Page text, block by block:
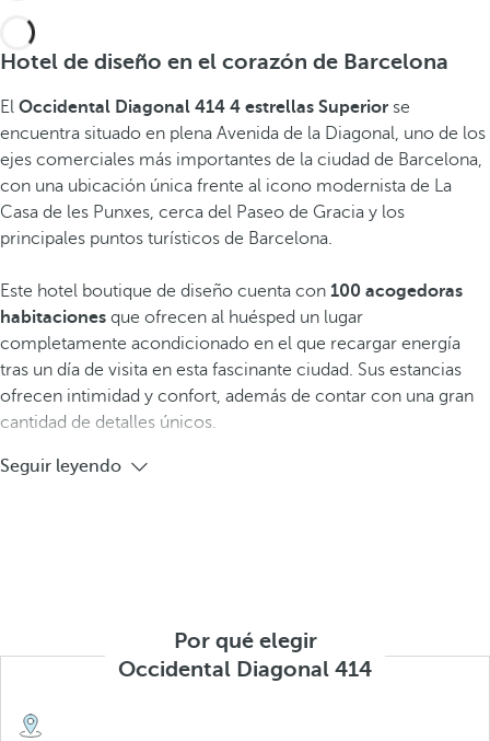
Hotel de diseño en el corazón de Barcelona
El Occidental Diagonal 414 4 estrellas Superior se
encuentra situado en plena Avenida de la Diagonal, uno de los
ejes comerciales más importantes de la ciudad de Barcelona,
con una ubicación única frente al icono modernista de La
Casa de les Punxes, cerca del Paseo de Gracia y los
principales puntos turísticos de Barcelona.
Este hotel boutique de diseño cuenta con 100 acogedoras
habitaciones que ofrecen al huésped un lugar
completamente acondicionado en el que recargar energía
tras un día de visita en esta fascinante ciudad. Sus estancias
ofrecen intimidad y confort, además de contar con una gran
cantidad de detalles únicos.
Seguir leyendo
Por qué elegir
Occidental Diagonal 414